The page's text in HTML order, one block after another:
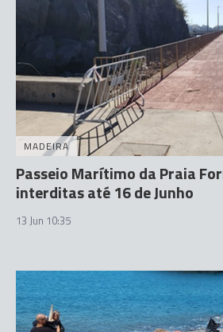
MADEIRA
Passeio Marítimo da Praia
interditas até 16 de Junho
13 Jun 10:35